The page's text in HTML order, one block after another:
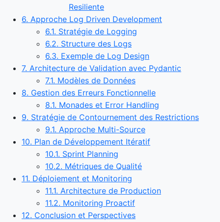
Resiliente
6. Approche Log Driven Development
6.1. Stratégie de Logging
6.2. Structure des Logs
6.3. Exemple de Log Design
7. Architecture de Validation avec Pydantic
7.1. Modèles de Données
8. Gestion des Erreurs Fonctionnelle
8.1. Monades et Error Handling
9. Stratégie de Contournement des Restrictions
9.1. Approche Multi-Source
10. Plan de Développement Itératif
10.1. Sprint Planning
10.2. Métriques de Qualité
11. Déploiement et Monitoring
11.1. Architecture de Production
11.2. Monitoring Proactif
12. Conclusion et Perspectives